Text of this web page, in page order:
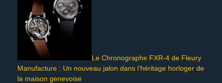
Le Chronographe FXR-4 de Fleury
Manufacture : Un nouveau jalon dans l’héritage horloger de
la maison genevoise